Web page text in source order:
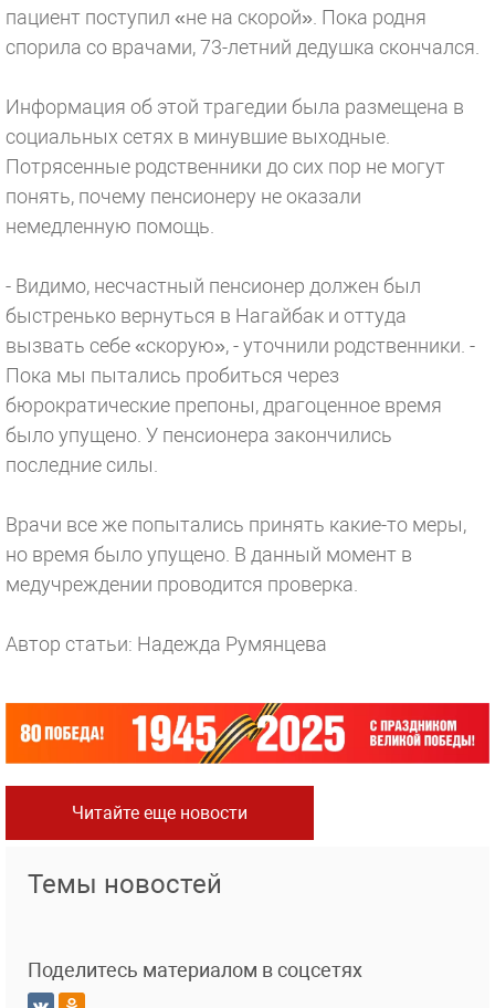
пациент поступил «не на скорой». Пока родня
спорила со врачами, 73-летний дедушка скончался.
Информация об этой трагедии была размещена в
социальных сетях в минувшие выходные.
Потрясенные родственники до сих пор не могут
понять, почему пенсионеру не оказали
немедленную помощь.
- Видимо, несчастный пенсионер должен был
быстренько вернуться в Нагайбак и оттуда
вызвать себе «скорую», - уточнили родственники. -
Пока мы пытались пробиться через
бюрократические препоны, драгоценное время
было упущено. У пенсионера закончились
последние силы.
Врачи все же попытались принять какие-то меры,
но время было упущено. В данный момент в
медучреждении проводится проверка.
Автор статьи: Надежда Румянцева
Читайте еще новости
Темы новостей
Поделитесь материалом в соцсетях